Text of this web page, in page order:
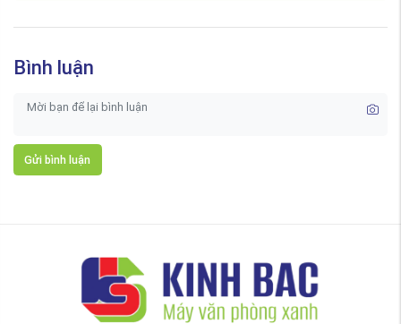
Bình luận
Gửi bình luận